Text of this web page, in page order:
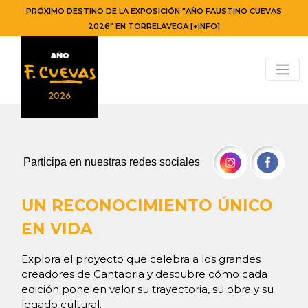
PRÓXIMO DESTINO DE LA EXPOSICIÓN "AÑO FAUSTINO CUEVAS
2026" EN TORRELAVEGA [+INFO]
Participa en nuestras redes sociales
UN RECONOCIMIENTO ÚNICO
EN VIDA
Explora el proyecto que celebra a los grandes
creadores de Cantabria y descubre cómo cada
edición pone en valor su trayectoria, su obra y su
legado cultural.